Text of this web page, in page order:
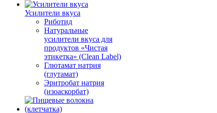
Усилители вкуса
Риботид
Натуральные
усилители вкуса для
продуктов «Чистая
этикетка» (Clean Label)
Глютамат натрия
(глутамат)
Эритробат натрия
(изоаскорбат)